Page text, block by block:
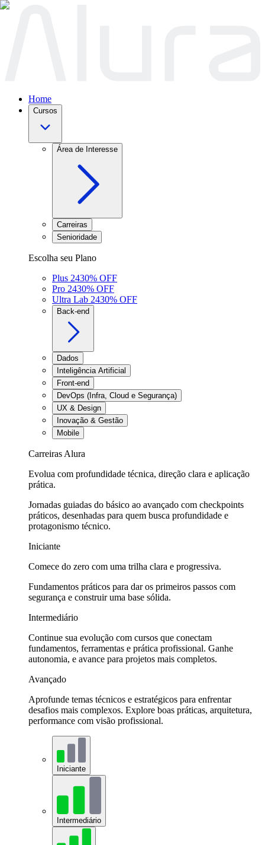
Home
Cursos
Área de Interesse
Carreiras
Senioridade
Escolha seu Plano
Plus 2430% OFF
Pro 2430% OFF
Ultra Lab 2430% OFF
Back-end
Dados
Inteligência Artificial
Front-end
DevOps (Infra, Cloud e Segurança)
UX & Design
Inovação & Gestão
Mobile
Carreiras Alura
Evolua com profundidade técnica, direção clara e aplicação
prática.
Jornadas guiadas do básico ao avançado com checkpoints
práticos, desenhadas para quem busca profundidade e
protagonismo técnico.
Iniciante
Comece do zero com uma trilha clara e progressiva.
Fundamentos práticos para dar os primeiros passos com
segurança e construir uma base sólida.
Intermediário
Continue sua evolução com cursos que conectam
fundamentos, ferramentas e prática profissional. Ganhe
autonomia, e avance para projetos mais completos.
Avançado
Aprofunde temas técnicos e estratégicos para enfrentar
desafios mais complexos. Explore boas práticas, arquitetura,
performance com visão profissional.
Iniciante
Intermediário